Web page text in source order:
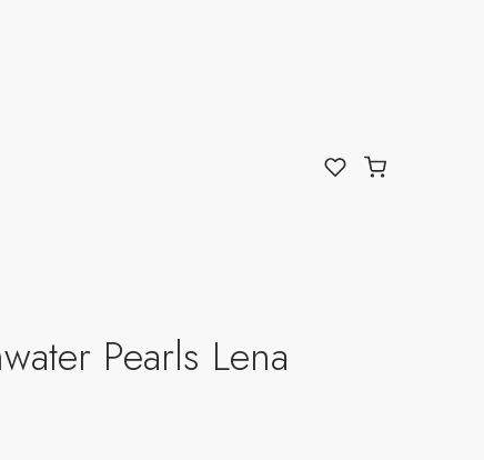
Pearls Lena